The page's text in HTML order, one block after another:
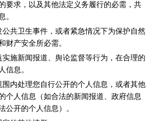
要求，以及其他法定义务履行的必需，共
。
公共卫生事件，或者紧急情况下为保护自然
财产安全所必需。
实施新闻报道、舆论监督等行为，在合理的
信息。
围内处理您自行公开的个人信息，或者其他
个人信息（如合法的新闻报道、政府信息
公开的个人信息）。